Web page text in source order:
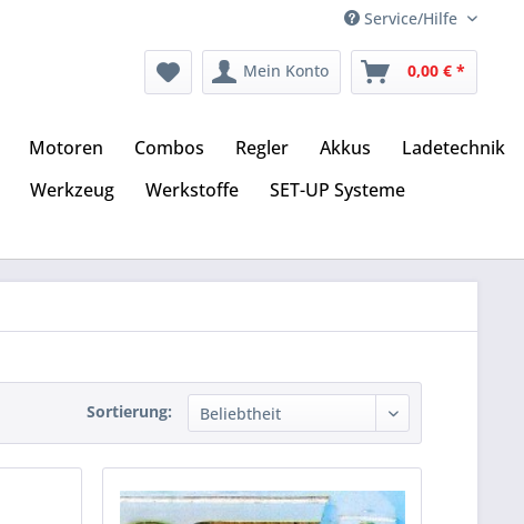
Service/Hilfe
Mein Konto 0,00 € *
Motoren Combos Regler Akkus
Ladetechnik
Werkzeug Werkstoffe
SET-UP Systeme
Sortierung: